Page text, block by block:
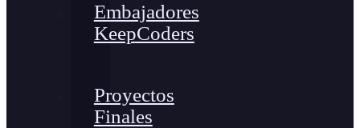
Embajadores
KeepCoders
Proyectos
Finales